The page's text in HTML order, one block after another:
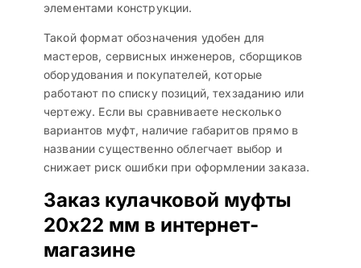
элементами конструкции.
Такой формат обозначения удобен для
мастеров, сервисных инженеров, сборщиков
оборудования и покупателей, которые
работают по списку позиций, техзаданию или
чертежу. Если вы сравниваете несколько
вариантов муфт, наличие габаритов прямо в
названии существенно облегчает выбор и
снижает риск ошибки при оформлении заказа.
Заказ кулачковой муфты
20х22 мм в интернет-
магазине